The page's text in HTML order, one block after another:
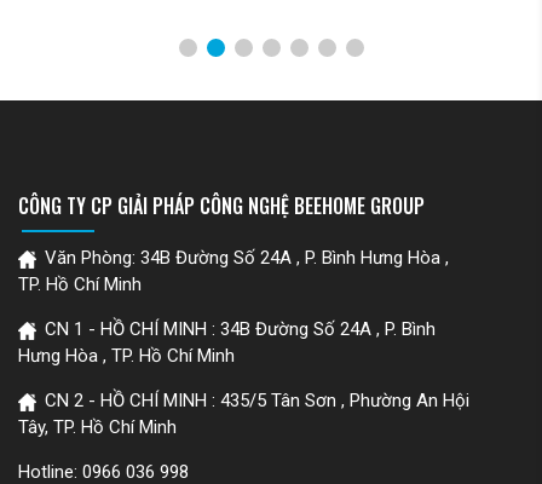
CÔNG TY CP GIẢI PHÁP CÔNG NGHỆ BEEHOME GROUP
Văn Phòng: 34B Đường Số 24A , P. Bình Hưng Hòa ,
TP. Hồ Chí Minh
CN 1 - HỒ CHÍ MINH : 34B Đường Số 24A , P. Bình
Hưng Hòa , TP. Hồ Chí Minh
CN 2 - HỒ CHÍ MINH : 435/5 Tân Sơn , Phường An Hội
Tây, TP. Hồ Chí Minh
Hotline: 0966 036 998